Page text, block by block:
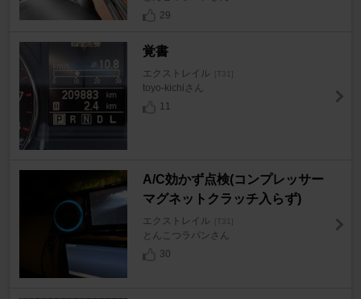
29
覚書
エクストレイル
toyo-kichiさん
11
A/C効かず点検(コンプレッサー
マグネットクラッチ入らず)
エクストレイル
とんこつラパンさん
30